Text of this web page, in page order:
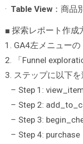
· Table View：商品
■ 探索レポート作成
1. GA4左メニュー
2. 「Funnel
3. ステップに以下を
– Step 1:
– Step 2:
– Step 3:
– Step 4: purchase